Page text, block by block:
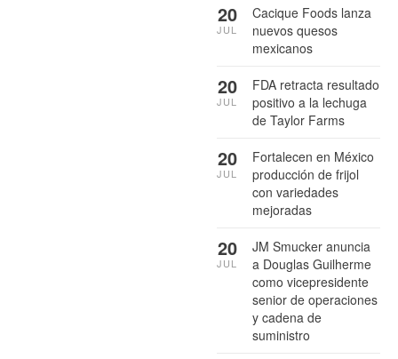
Cacique Foods lanza
nuevos quesos
mexicanos
20
JUL
FDA retracta resultado
positivo a la lechuga
de Taylor Farms
20
JUL
Fortalecen en México
producción de frijol
con variedades
mejoradas
20
JUL
JM Smucker anuncia
a Douglas Guilherme
como vicepresidente
senior de operaciones
y cadena de
suministro
20
JUL